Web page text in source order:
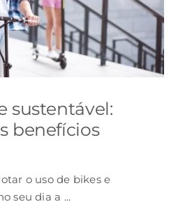
sustentável:
benefícios
o uso de bikes e
seu dia a ...